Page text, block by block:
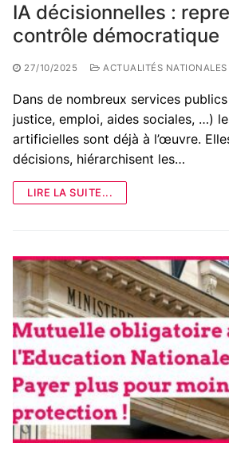
IA décisionnelles :
contrôle démocratique
27/10/2025 ACTUALITÉS NATIONALES
Dans de nombreux services
justice, emploi, aides sociales, …)
artificielles sont déjà à l’œuvre.
décisions, hiérarchisent les…
LIRE LA SUITE...